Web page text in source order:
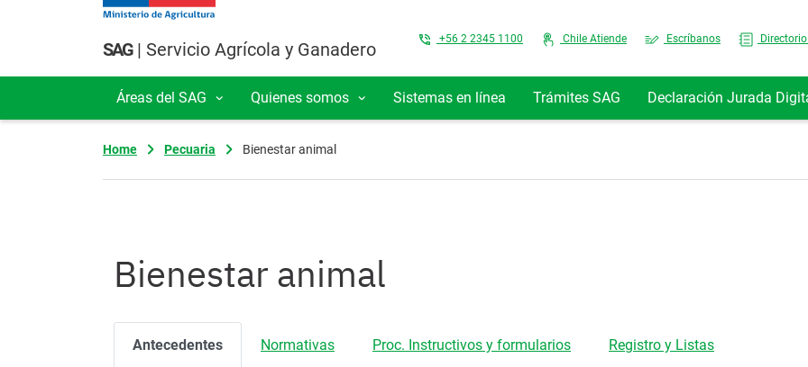
Pasar al contenido principal
SAG| Servicio Agrícola y Ganadero Top Menu
+56 2 2345 1100 Chile Atiende Escríbanos
Navegación principal
Áreas del SAG Quienes somos Sistemas en línea Trámites SAG Declaración Jurada
Home Pecuaria Bienestar animal
Bienestar animal
Antecedentes Normativas Proc. Instructivos y formularios Registro y Listas